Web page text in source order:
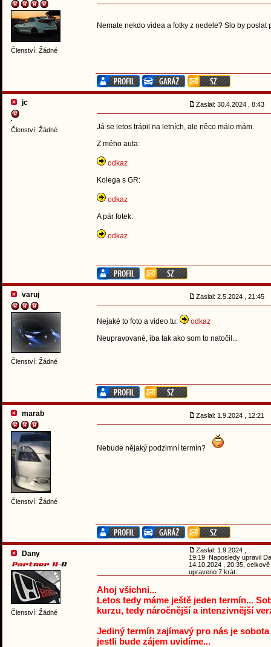
Členství: Žádné
Nemate nekdo videa a fotky z nedele? Slo by
jc
Členství: Žádné
Zaslal: 30.4.2024 , 8:43
Já se letos trápil na letních, ale něco málo mám.
Z mého auta:
odkaz
Kolega s GR:
odkaz
A pár fotek:
odkaz
varuj
Členství: Žádné
Zaslal: 2.5.2024 , 21:45
Nejaké to foto a video tu:
odkaz
Neupravované, iba tak ako som to natočil...
marab
Členství: Žádné
Zaslal: 1.9.2024 , 12:21
Nebude nějaký podzimní termín?
Dany
Členství: Žádné
Zaslal: 1.9.2024 ,
19:19 Naposledy upravil
14.10.2024 , 20:35, celkově
upraveno 7 krát.
Ahoj všichni...
Letos tedy máme ještě jeden termín...
kurzu, tedy náročnější a intenzivnější
Jediný termín zajímavý pro nás je sobota
jestli bude zájem uvidíme...